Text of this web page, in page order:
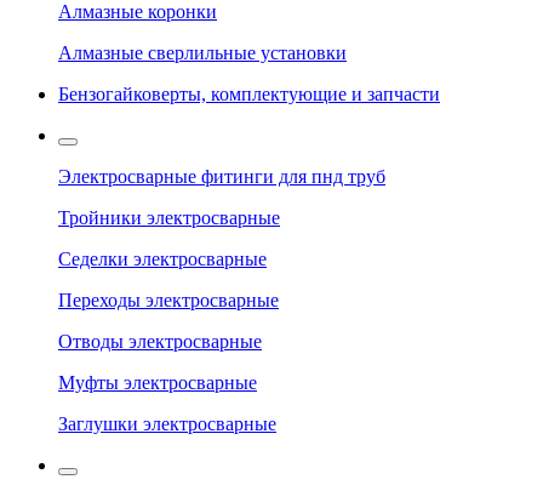
Алмазные коронки
Алмазные сверлильные установки
Бензогайковерты, комплектующие и запчасти
Электросварные фитинги для пнд труб
Тройники электросварные
Седелки электросварные
Переходы электросварные
Отводы электросварные
Муфты электросварные
Заглушки электросварные